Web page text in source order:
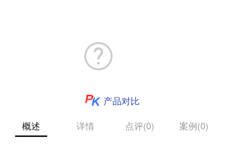
产品对比
概述
详情 点评(0) 案例(0)